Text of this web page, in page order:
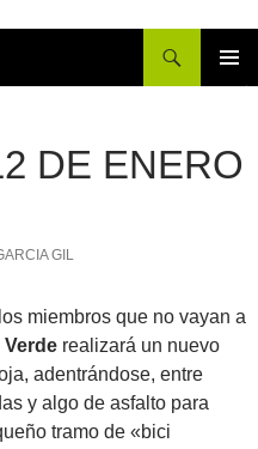
DE ENERO
GIL
miembros que no vayan a
Verde realizará un nuevo
adentrándose, entre
y algo de asfalto para
tramo de «bici